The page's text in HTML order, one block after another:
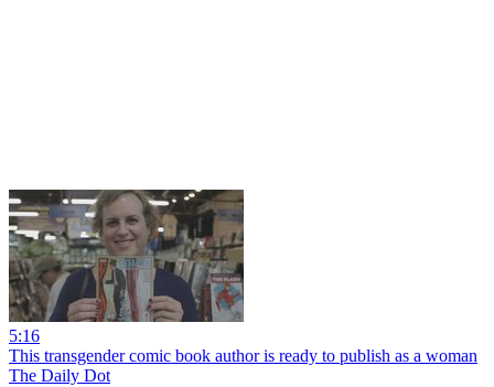
5:16
This transgender comic book author is ready to publish as a woman
The Daily Dot